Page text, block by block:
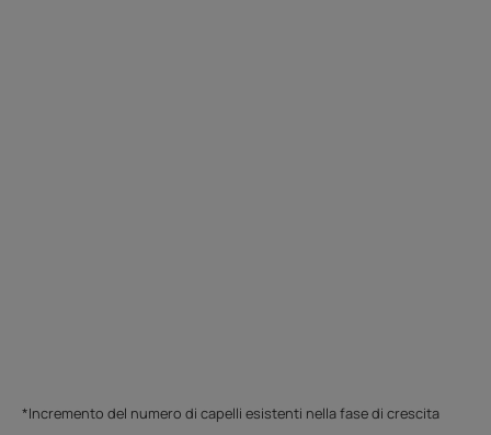
*Incremento del numero di capelli esistenti nella fase di crescita